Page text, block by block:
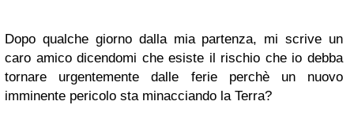
Dopo qualche giorno dalla mia partenza, mi scrive un
caro amico dicendomi che esiste il rischio che io debba
tornare urgentemente dalle ferie perchè un nuovo
imminente pericolo sta minacciando la Terra?